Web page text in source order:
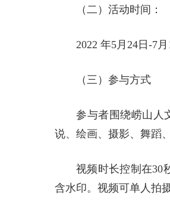
（二）活动时间：
2022 年5月24日-7
（三）参与方式
参与者围绕崂山人
说、绘画、摄影、舞蹈
视频时长控制在30
含水印。视频可单人拍